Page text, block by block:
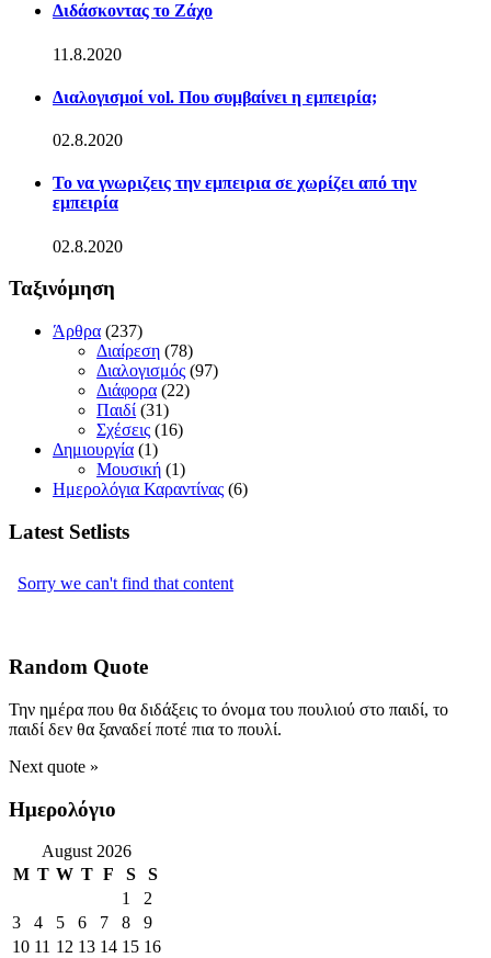
Διδάσκοντας το Ζάχο
11.8.2020
Διαλογισμοί vol. Που συμβαίνει η εμπειρία;
02.8.2020
Το να γνωριζεις την εμπειρια σε χωρίζει από την
εμπειρία
02.8.2020
Ταξινόμηση
Άρθρα (237)
Διαίρεση (78)
Διαλογισμός (97)
Διάφορα (22)
Παιδί (31)
Σχέσεις (16)
Δημιουργία (1)
Μουσική (1)
Ημερολόγια Καραντίνας (6)
Latest Setlists
Random Quote
Την ημέρα που θα διδάξεις το όνομα του πουλιού στο παιδί, το
παιδί δεν θα ξαναδεί ποτέ πια το πουλί.
Next quote »
Ημερολόγιο
August 2026
M T W T F S S
1
2
3
4 5 6 7 8
9
10 11 12 13 14 15 16